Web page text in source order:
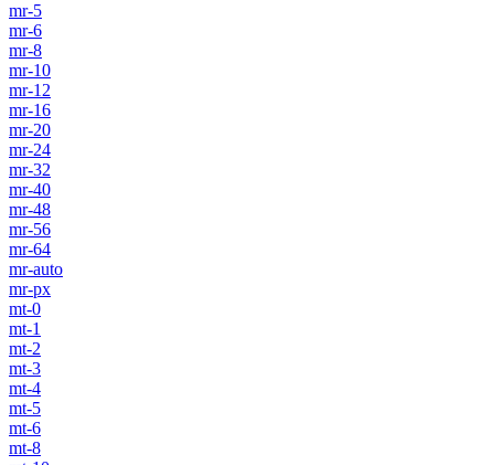
mr-5
mr-6
mr-8
mr-10
mr-12
mr-16
mr-20
mr-24
mr-32
mr-40
mr-48
mr-56
mr-64
mr-auto
mr-px
mt-0
mt-1
mt-2
mt-3
mt-4
mt-5
mt-6
mt-8